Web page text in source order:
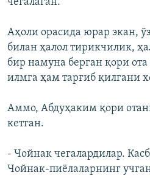
чегалаган.
Аҳоли орасида юрар экан,
билан ҳалол тирикчилик,
бир намуна берган қори
илмга ҳам тарғиб қилгани
Аммо, Абдуҳаким қори
кетган.
- Чойнак чегалардилар.
Чойнак-пиëлаларнинг